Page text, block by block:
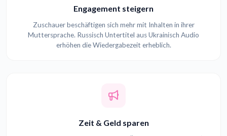
Engagement steigern
Zuschauer beschäftigen sich mehr mit Inhalten in ihrer
Muttersprache. Russisch Untertitel aus Ukrainisch Audio
erhöhen die Wiedergabezeit erheblich.
Zeit & Geld sparen